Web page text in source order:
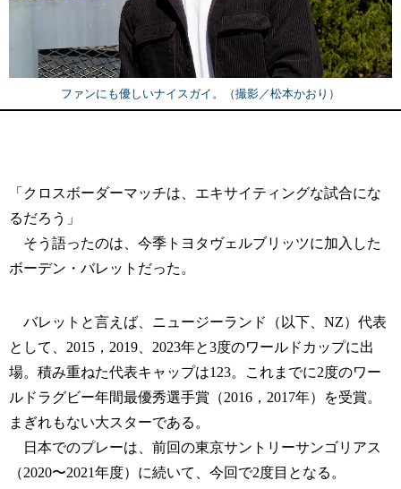
ファンにも優しいナイスガイ。（撮影／松本かおり）
「クロスボーダーマッチは、エキサイティングな試合にな
るだろう」
そう語ったのは、今季トヨタヴェルブリッツに加入した
ボーデン・バレットだった。
バレットと言えば、ニュージーランド（以下、NZ）代表
として、2015，2019、2023年と3度のワールドカップに出
場。積み重ねた代表キャップは123。これまでに2度のワー
ルドラグビー年間最優秀選手賞（2016，2017年）を受賞。
まぎれもない大スターである。
日本でのプレーは、前回の東京サントリーサンゴリアス
（2020〜2021年度）に続いて、今回で2度目となる。